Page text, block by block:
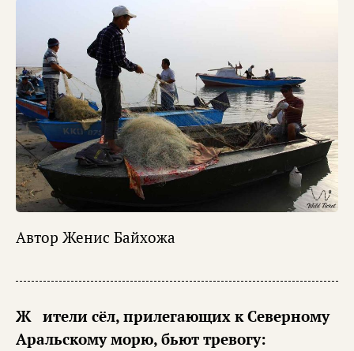
Автор Женис Байхожа
Жители сёл, прилегающих к Северному
Аральскому морю, бьют тревогу: